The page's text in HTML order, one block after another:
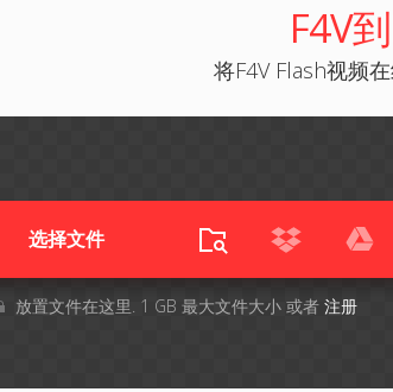
F4V
将F4V Flash视频
选择文件
放置文件在这里. 1 GB 最大文件大小 或者 注册